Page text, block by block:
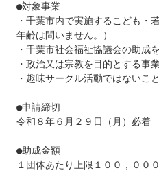
●対象事業
・千葉市内で実施するこども・
年齢は問いません。）
・千葉市社会福祉協議会の助成
・政治又は宗教を目的とする事
・趣味サークル活動ではないこと
●申請締切
令和８年６月２９日（月）必着
●助成金額
１団体あたり上限１００，００